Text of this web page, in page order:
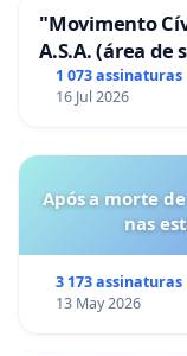
"Movimento
A.S.A. (área de
Coimbra
1 073 assinaturas
16 Jul 2026
Após a morte
nas
3 173 assinaturas
13 May 2026